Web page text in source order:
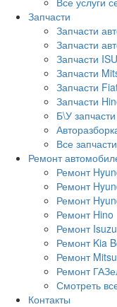
Запчасти
Запчасти
Запчасти
Запчасти
Запчасти
Запчасти
Запчасти
Б\У запчасти
Все запчасти
Ремонт
Ремонт
Ремонт
Ремонт
Ремонт Hino
Ремонт Isuzu
Ремонт Kia
Ремонт
Ремонт
Смотреть
Контакты